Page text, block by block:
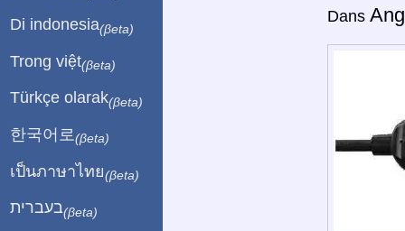
Dans
Di indonesia(βeta)
Trong việt(βeta)
Türkçe olarak(βeta)
한국어로 (βeta)
เป็นภาษาไทย(βeta)
בעברית(βeta)